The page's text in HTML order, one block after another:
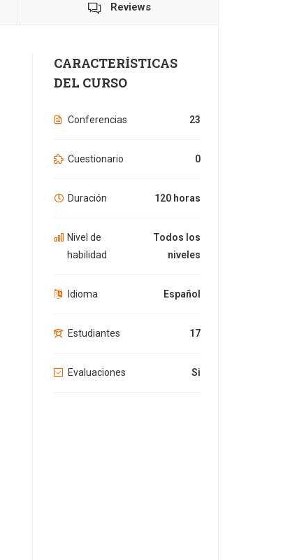
Reviews
CARACTERÍSTICAS
DEL CURSO
Conferencias 23
Cuestionario 0
Duración 120 horas
Nivel de
habilidad
Todos los
niveles
Idioma Español
Estudiantes 17
Evaluaciones Si